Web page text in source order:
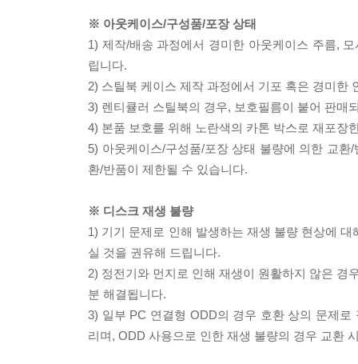
※ 아웃케이스/구성품/포장 상태
1) 제작/배송 과정에서 경미한 아웃케이스 주름,
립니다.
2) 스틸북 케이스 제작 과정에서 기포 혹은 경미한
3) 렌티큘러 스틸북의 경우, 보호필름이 붙어 판매
4) 본품 보호를 위해 노란색의 카톤 박스로 재포장
5) 아웃케이스/구성품/포장 상태 불량에 의한 교
환/반품이 제한될 수 있습니다.
※ 디스크 재생 불량
1) 기기 문제로 인해 발생하는 재생 불량 현상에
실 것을 권유해 드립니다.
2) 정전기와 먼지로 인해 재생이 원활하지 않은 경
분 해결됩니다.
3) 일부 PC 연결형 ODD의 경우 호환 상의 문제
리며, ODD 사용으로 인한 재생 불량의 경우 교환